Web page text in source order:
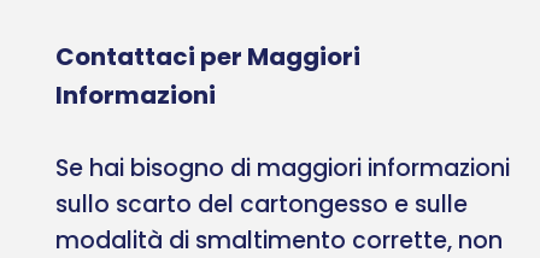
Contattaci per Maggiori
Informazioni
Se hai bisogno di maggiori informazioni
sullo scarto del cartongesso e sulle
modalità di smaltimento corrette, non